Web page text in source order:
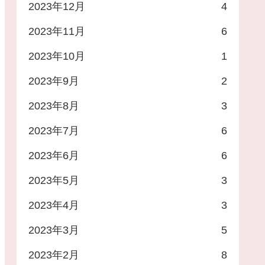
2023年12月 4
2023年11月 6
2023年10月 1
2023年9月 2
2023年8月 3
2023年7月 6
2023年6月 6
2023年5月 3
2023年4月 3
2023年3月 5
2023年2月 8